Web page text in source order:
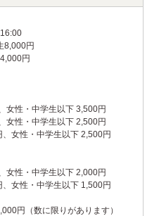
8,000円
円
女性・中学生以下 3,500円
女性・中学生以下 2,500円
女性・中学生以下 2,500円
女性・中学生以下 2,000円
女性・中学生以下 1,500円
円（数に限りがあります）